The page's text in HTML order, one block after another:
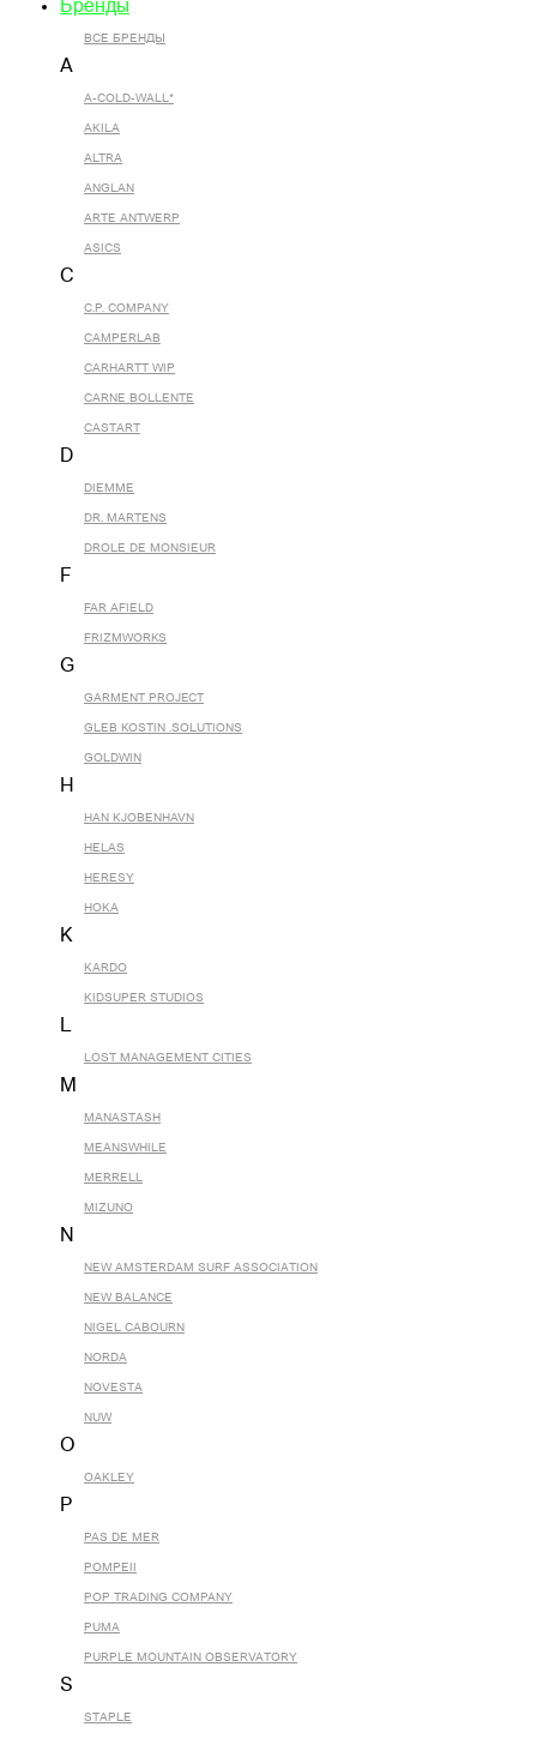
Бренды
ВСЕ БРЕНДЫ
A
A-COLD-WALL*
AKILA
ALTRA
ANGLAN
ARTE ANTWERP
ASICS
C
C.P. COMPANY
CAMPERLAB
CARHARTT WIP
CARNE BOLLENTE
CASTART
D
DIEMME
DR. MARTENS
DROLE DE MONSIEUR
F
FAR AFIELD
FRIZMWORKS
G
GARMENT PROJECT
GLEB KOSTIN .SOLUTIONS
GOLDWIN
H
HAN KJOBENHAVN
HELAS
HERESY
HOKA
K
KARDO
KIDSUPER STUDIOS
L
LOST MANAGEMENT CITIES
M
MANASTASH
MEANSWHILE
MERRELL
MIZUNO
N
NEW AMSTERDAM SURF ASSOCIATION
NEW BALANCE
NIGEL CABOURN
NORDA
NOVESTA
NUW
O
OAKLEY
P
PAS DE MER
POMPEII
POP TRADING COMPANY
PUMA
PURPLE MOUNTAIN OBSERVATORY
S
STAPLE